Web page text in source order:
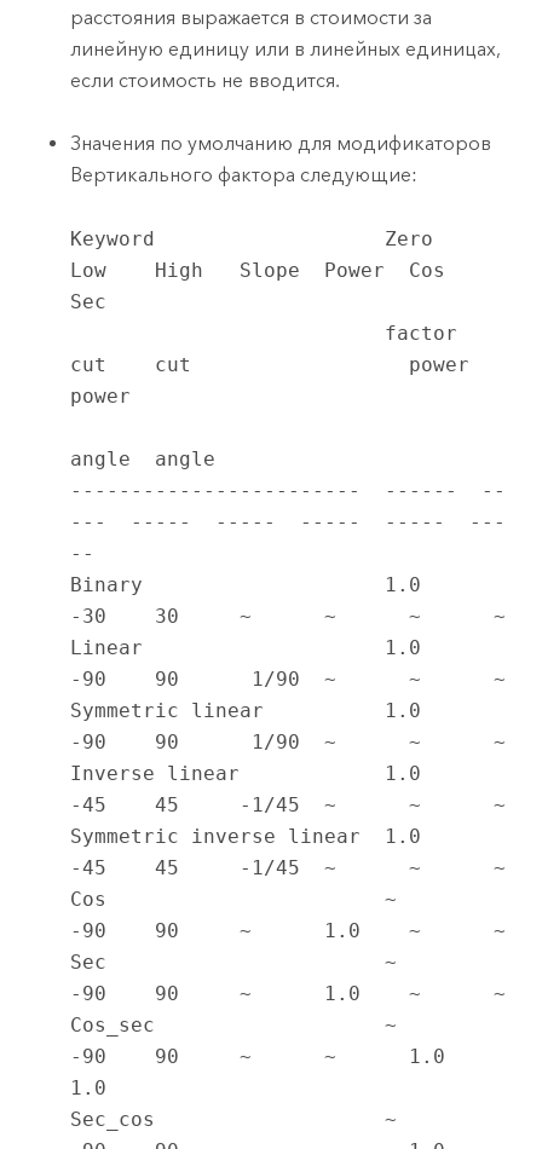
расстояния выражается в стоимости за
линейную единицу или в линейных единицах,
если стоимость не вводится.
Значения по умолчанию для модификаторов
Вертикального фактора следующие:
Keyword                   Zero
Low    High   Slope  Power  Cos
Sec
cut    cut                  power
power
angle  angle
------------------------  ------  --
---  -----  -----  -----  -----  ---
--
Binary                    1.0
-30    30     ~      ~      ~      ~
Linear                    1.0
-90    90      1/90  ~      ~      ~
Symmetric linear          1.0
-90    90      1/90  ~      ~      ~
Inverse linear            1.0
-45    45     -1/45  ~      ~      ~
Symmetric inverse linear  1.0
-45    45     -1/45  ~      ~      ~
Cos                       ~
-90    90     ~      1.0    ~      ~
Sec                       ~
-90    90     ~      1.0    ~      ~
Cos_sec                   ~
-90    90     ~      ~      1.0
1.0
Sec_cos                   ~